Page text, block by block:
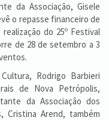
da Associação, Gisele
o repasse financeiro de
do 25º Festival
de 28 de setembro a 3
Rodrigo Barbieri
de Nova Petrópolis,
da Associação dos
Cristina Arend, também